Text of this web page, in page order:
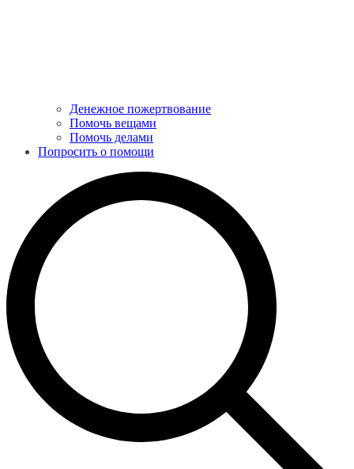
Денежное пожертвование
Помочь вещами
Помочь делами
Попросить о помощи